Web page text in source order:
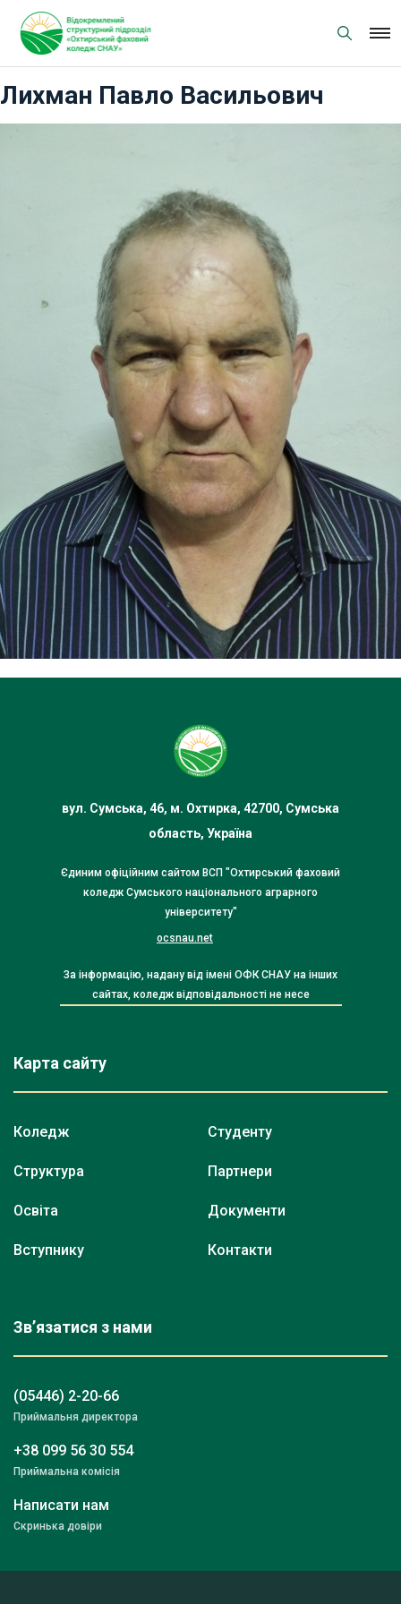
content
Лихман Павло Васильович
вул. Сумська, 46, м. Охтирка, 42700, Сумська
область, Україна
Єдиним офіційним сайтом ВСП "Охтирський фаховий
коледж Сумського національного аграрного
університету"
ocsnau.net
За інформацію, надану від імені ОФК СНАУ на інших
сайтах, коледж відповідальності не несе
Карта сайту
Коледж
Структура
Освіта
Вступнику
Студенту
Партнери
Документи
Контакти
Зв’язатися з нами
(05446) 2-20-66
Приймальня директора
+38 099 56 30 554
Приймальна комісія
Написати нам
Скринька довіри